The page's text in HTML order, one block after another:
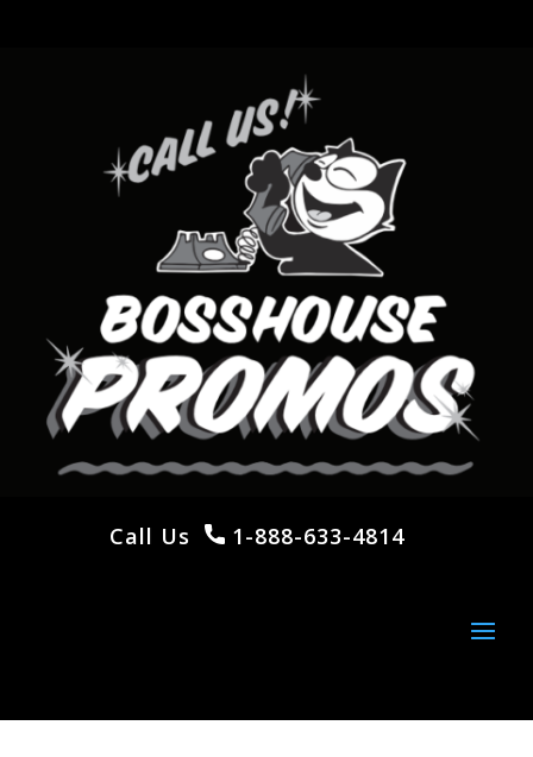
Call Us 1-888-633-4814